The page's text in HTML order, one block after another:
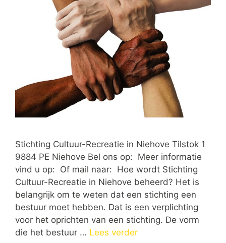
Stichting Cultuur-Recreatie in Niehove Tilstok 1
9884 PE Niehove Bel ons op: Meer informatie
vind u op: Of mail naar: Hoe wordt Stichting
Cultuur-Recreatie in Niehove beheerd? Het is
belangrijk om te weten dat een stichting een
bestuur moet hebben. Dat is een verplichting
voor het oprichten van een stichting. De vorm
die het bestuur … Lees verder